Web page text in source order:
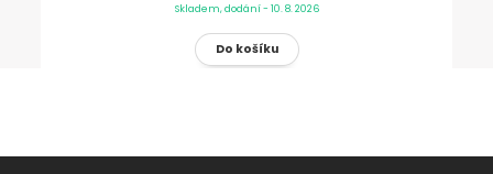
Skladem, dodání - 10. 8. 2026